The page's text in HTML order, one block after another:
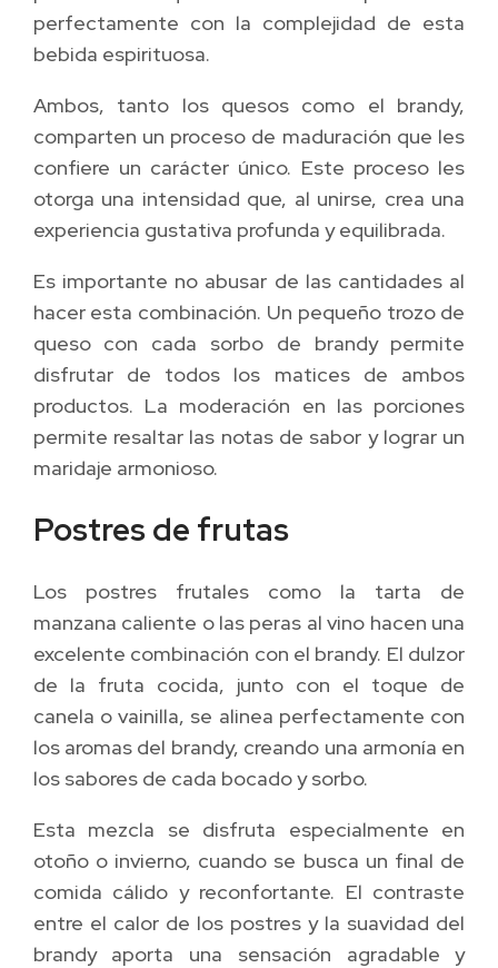
perfectamente con la complejidad de esta
bebida espirituosa.
Ambos, tanto los quesos como el brandy,
comparten un proceso de maduración que les
confiere un carácter único. Este proceso les
otorga una intensidad que, al unirse, crea una
experiencia gustativa profunda y equilibrada.
Es importante no abusar de las cantidades al
hacer esta combinación. Un pequeño trozo de
queso con cada sorbo de brandy permite
disfrutar de todos los matices de ambos
productos. La moderación en las porciones
permite resaltar las notas de sabor y lograr un
maridaje armonioso.
Postres de frutas
Los postres frutales como la tarta de
manzana caliente o las peras al vino hacen una
excelente combinación con el brandy. El dulzor
de la fruta cocida, junto con el toque de
canela o vainilla, se alinea perfectamente con
los aromas del brandy, creando una armonía en
los sabores de cada bocado y sorbo.
Esta mezcla se disfruta especialmente en
otoño o invierno, cuando se busca un final de
comida cálido y reconfortante. El contraste
entre el calor de los postres y la suavidad del
brandy aporta una sensación agradable y